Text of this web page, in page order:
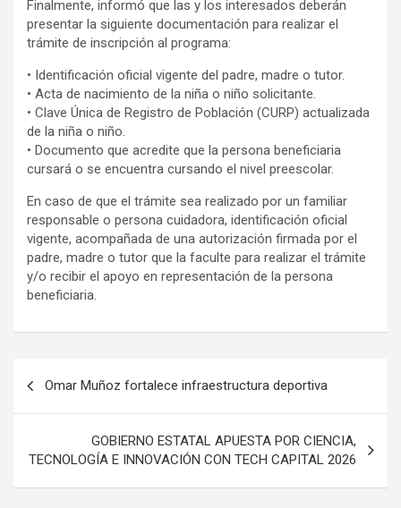
Finalmente, informó que las y los interesados deberán
presentar la siguiente documentación para realizar el
trámite de inscripción al programa:
• Identificación oficial vigente del padre, madre o tutor.
• Acta de nacimiento de la niña o niño solicitante.
• Clave Única de Registro de Población (CURP) actualizada
de la niña o niño.
• Documento que acredite que la persona beneficiaria
cursará o se encuentra cursando el nivel preescolar.
En caso de que el trámite sea realizado por un familiar
responsable o persona cuidadora, identificación oficial
vigente, acompañada de una autorización firmada por el
padre, madre o tutor que la faculte para realizar el trámite
y/o recibir el apoyo en representación de la persona
beneficiaria.
entradas
Omar Muñoz fortalece infraestructura deportiva
GOBIERNO ESTATAL APUESTA POR CIENCIA,
TECNOLOGÍA E INNOVACIÓN CON TECH CAPITAL 2026